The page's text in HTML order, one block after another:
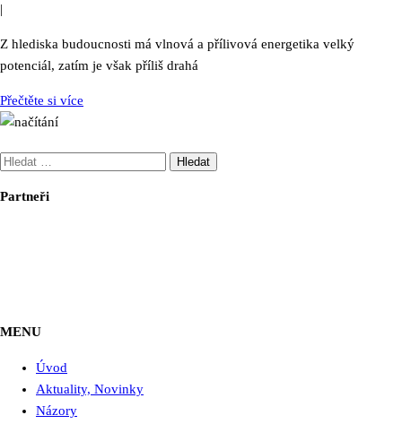
|
Z hlediska budoucnosti má vlnová a přílivová energetika velký
potenciál, zatím je však příliš drahá
Přečtěte si více
Vyhledávání
Partneři
MENU
Úvod
Aktuality, Novinky
Názory